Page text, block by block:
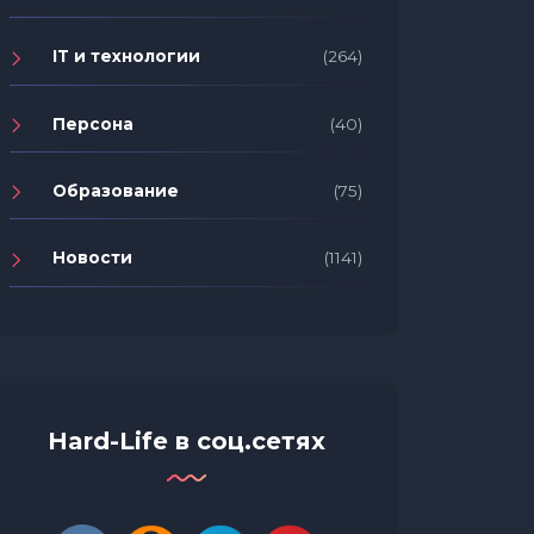
IT и технологии (264)
Персона (40)
Образование (75)
Новости (1141)
Hard-Life в соц.сетях